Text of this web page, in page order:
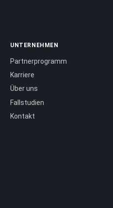
UNTERNEHMEN
Partnerprogramm
Karriere
Über uns
Fallstudien
Kontakt